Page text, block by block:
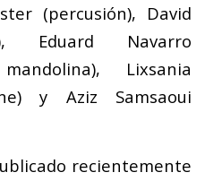
(percusión), David
Eduard Navarro
Lixsania
y Aziz Samsaoui
recientemente